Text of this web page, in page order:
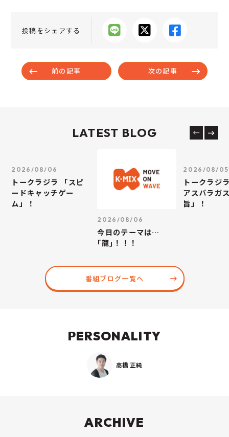
投稿をシェアする
前の記事 次の記事
LATEST BLOG
2026/08/06
トークラジラ 「スピ
ードキャッチゲー
ム」！
2026/08/06
今日のテーマは…
｢龍｣！！！
2026/08/05
トークラジ
アスパラガ
旨」！
番組ブログ一覧へ
PERSONALITY
高橋 正純
ARCHIVE